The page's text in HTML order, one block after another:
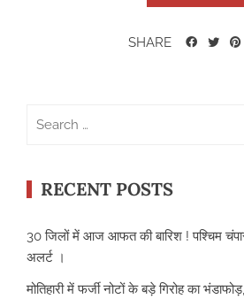
SHARE
RECENT POSTS
30 जिलों में आज आफत की बारिश ! पश्चिम
अलर्ट ।
मोतिहारी में फर्जी नोटों के बड़े गिरोह का